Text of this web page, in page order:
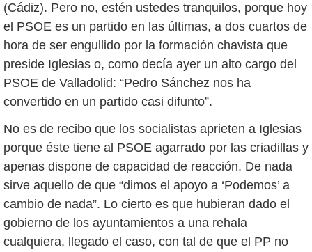
(Cádiz). Pero no, estén ustedes tranquilos, porque hoy
el PSOE es un partido en las últimas, a dos cuartos de
hora de ser engullido por la formación chavista que
preside Iglesias o, como decía ayer un alto cargo del
PSOE de Valladolid: “Pedro Sánchez nos ha
convertido en un partido casi difunto”.
No es de recibo que los socialistas aprieten a Iglesias
porque éste tiene al PSOE agarrado por las criadillas y
apenas dispone de capacidad de reacción. De nada
sirve aquello de que “dimos el apoyo a ‘Podemos’ a
cambio de nada”. Lo cierto es que hubieran dado el
gobierno de los ayuntamientos a una rehala
cualquiera, llegado el caso, con tal de que el PP no